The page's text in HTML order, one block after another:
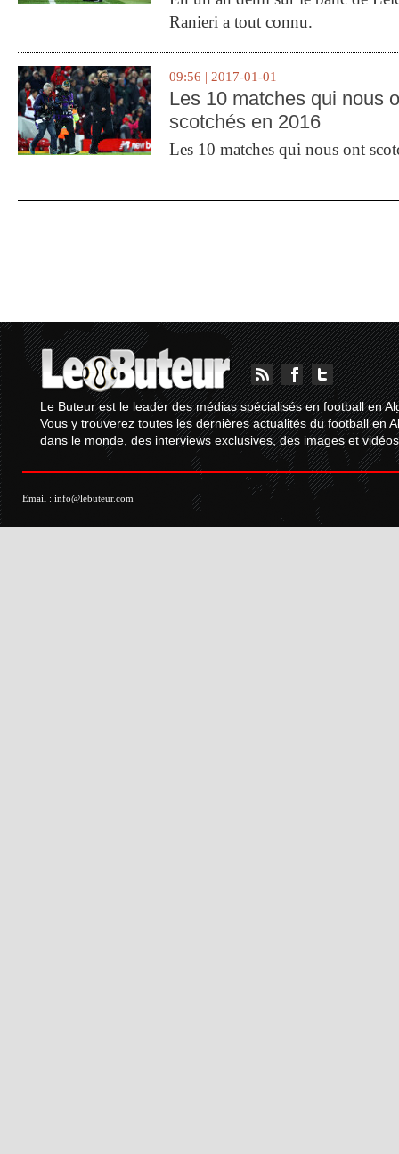
Ranieri a tout connu.
09:56 | 2017-01-01
Les 10 matches qui nous
scotchés en 2016
Les 10 matches qui nous ont
Le Buteur est le leader des médias spécialisés en football en
Vous y trouverez toutes les dernières actualités du football en
dans le monde, des interviews exclusives, des images et
Email : info@lebuteur.com